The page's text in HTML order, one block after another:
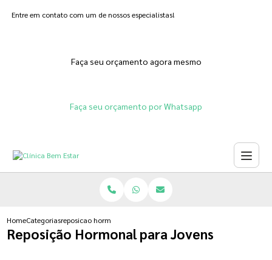
Entre em contato com um de nossos especialistas!
Faça seu orçamento agora mesmo
Faça seu orçamento por Whatsapp
HomeCategoriasreposicao hormonal para jovens
Reposição Hormonal para Jovens